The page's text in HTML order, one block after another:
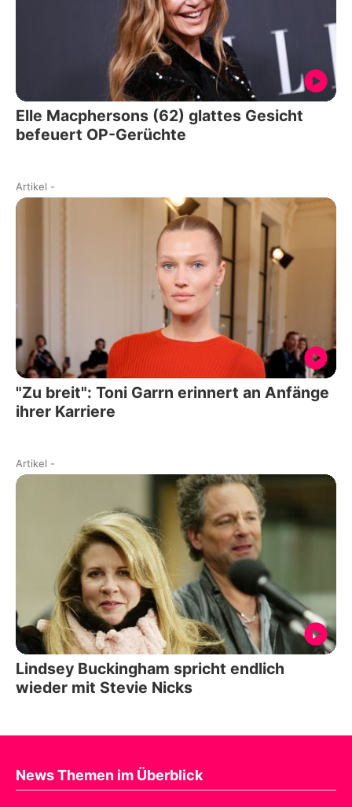
Elle Macphersons (62) glattes Gesicht
befeuert OP-Gerüchte
Artikel -
"Zu breit": Toni Garrn erinnert an Anfänge
ihrer Karriere
Artikel -
Lindsey Buckingham spricht endlich
wieder mit Stevie Nicks
News Themen im Überblick